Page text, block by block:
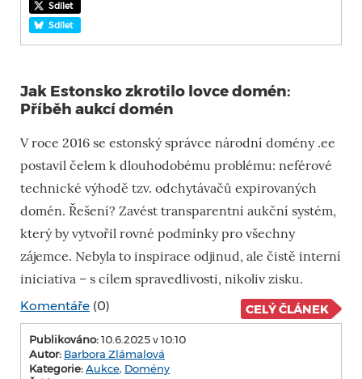
Sdílet
Sdílet
Jak Estonsko zkrotilo lovce domén:
Příběh aukcí domén
V roce 2016 se estonský správce národní domény .ee
postavil čelem k dlouhodobému problému: neférové
technické výhodě tzv. odchytávačů expirovaných
domén. Řešení? Zavést transparentní aukční systém,
který by vytvořil rovné podmínky pro všechny
zájemce. Nebyla to inspirace odjinud, ale čistě interní
iniciativa – s cílem spravedlivosti, nikoliv zisku.
Komentáře (0) CELÝ ČLÁNEK
Publikováno:10.6.2025 v 10:10
Autor: Barbora Zlámalová
Kategorie:Aukce, Domény